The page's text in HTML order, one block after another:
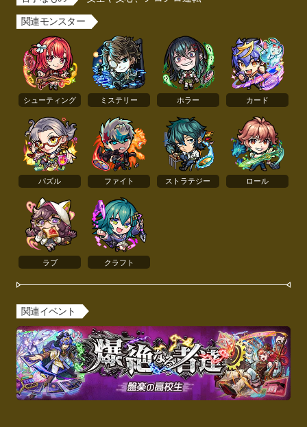
関連モンスター
シューティング ミステリー ホラー カード
パズル ファイト ストラテジー ロール
ラブ クラフト
関連イベント